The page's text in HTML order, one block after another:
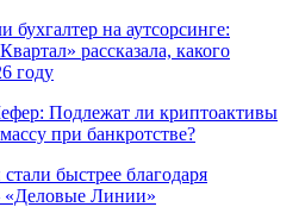
бухгалтер на аутсорсинге:
рассказала, какого
году
Подлежат ли криптоактивы
при банкротстве?
быстрее благодаря
«Деловые Линии»